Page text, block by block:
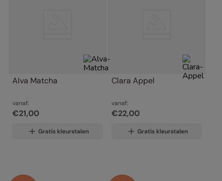
Alva Matcha
vanaf:
€21,00
Gratis kleurstalen
Clara Appel
vanaf:
€22,00
Gratis kleurstalen